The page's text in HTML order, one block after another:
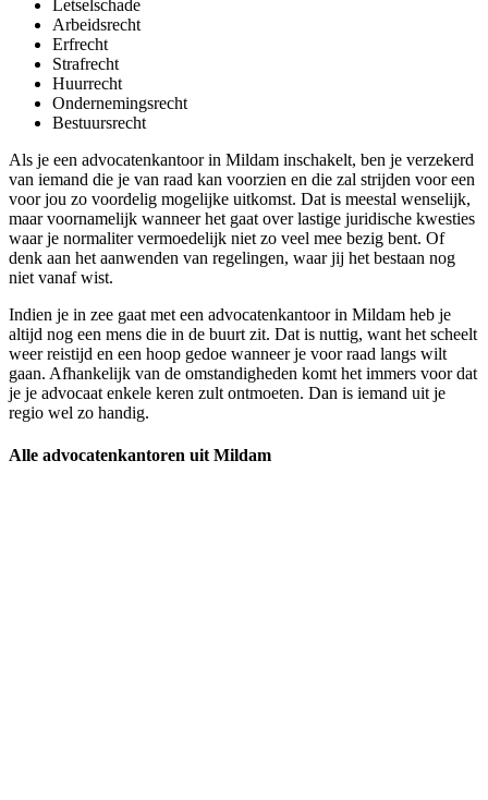
Letselschade
Arbeidsrecht
Erfrecht
Strafrecht
Huurrecht
Ondernemingsrecht
Bestuursrecht
Als je een advocatenkantoor in Mildam inschakelt, ben je verzekerd
van iemand die je van raad kan voorzien en die zal strijden voor een
voor jou zo voordelig mogelijke uitkomst. Dat is meestal wenselijk,
maar voornamelijk wanneer het gaat over lastige juridische kwesties
waar je normaliter vermoedelijk niet zo veel mee bezig bent. Of
denk aan het aanwenden van regelingen, waar jij het bestaan nog
niet vanaf wist.
Indien je in zee gaat met een advocatenkantoor in Mildam heb je
altijd nog een mens die in de buurt zit. Dat is nuttig, want het scheelt
weer reistijd en een hoop gedoe wanneer je voor raad langs wilt
gaan. Afhankelijk van de omstandigheden komt het immers voor dat
je je advocaat enkele keren zult ontmoeten. Dan is iemand uit je
regio wel zo handig.
Alle advocatenkantoren uit Mildam